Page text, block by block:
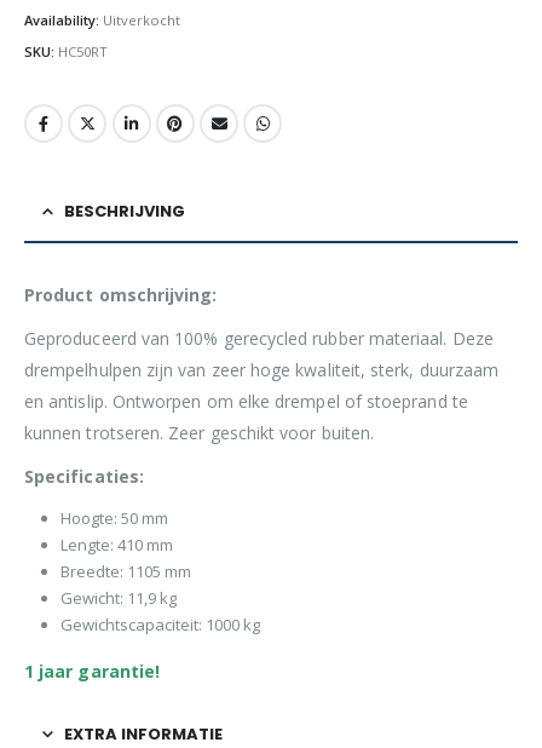
Availability: Uitverkocht
SKU: HC50RT
BESCHRIJVING
Product omschrijving:
Geproduceerd van 100% gerecycled rubber materiaal. Deze
drempelhulpen zijn van zeer hoge kwaliteit, sterk, duurzaam
en antislip. Ontworpen om elke drempel of stoeprand te
kunnen trotseren. Zeer geschikt voor buiten.
Specificaties:
Hoogte: 50 mm
Lengte: 410 mm
Breedte: 1105 mm
Gewicht: 11,9 kg
Gewichtscapaciteit: 1000 kg
1 jaar garantie!
EXTRA INFORMATIE